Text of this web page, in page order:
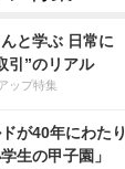
と学ぶ 日常に
引”のリアル
ップ特集
が40年にわたり
生の甲子園」